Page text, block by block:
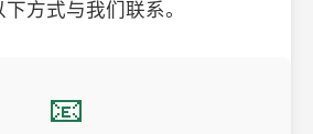
方式与我们联系。
📧